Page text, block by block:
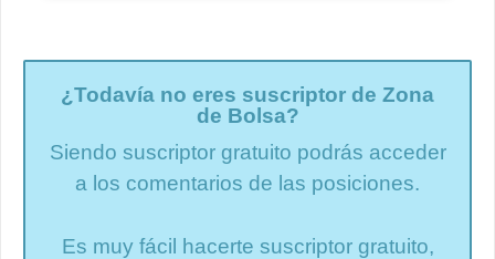
¿Todavía no eres suscriptor de Zona
de Bolsa?
Siendo suscriptor gratuito podrás acceder
a los comentarios de las posiciones.
Es muy fácil hacerte suscriptor gratuito,